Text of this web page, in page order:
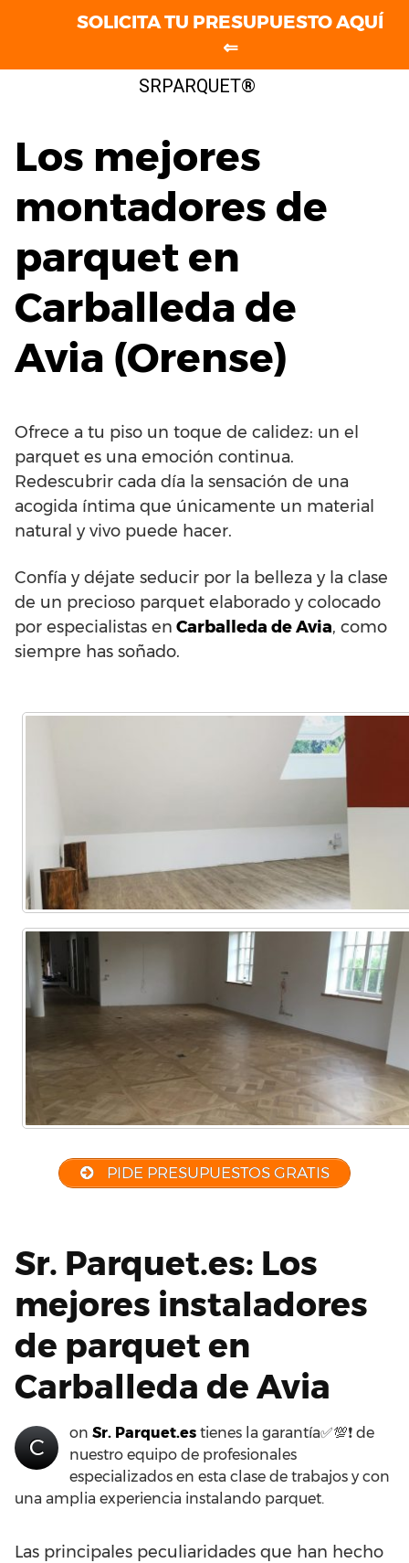
SRPARQUET®
Los mejores
montadores de
parquet en
Carballeda de
Avia (Orense)
Ofrece a tu piso un toque de calidez: un el
parquet es una emoción continua.
Redescubrir cada día la sensación de una
acogida íntima que únicamente un material
natural y vivo puede hacer.
Confía y déjate seducir por la belleza y la clase
de un precioso parquet elaborado y colocado
por especialistas en Carballeda de Avia, como
siempre has soñado.
PIDE PRESUPUESTOS GRATIS
Sr. Parquet.es: Los
mejores instaladores
de parquet en
Carballeda de Avia
C
on Sr. Parquet.es tienes la garantía✅💯❗ de
nuestro equipo de profesionales
especializados en esta clase de trabajos y con
una amplia experiencia instalando parquet.
Las principales peculiaridades que han hecho
SOLICITA TU PRESUPUESTO AQUÍ
⇐